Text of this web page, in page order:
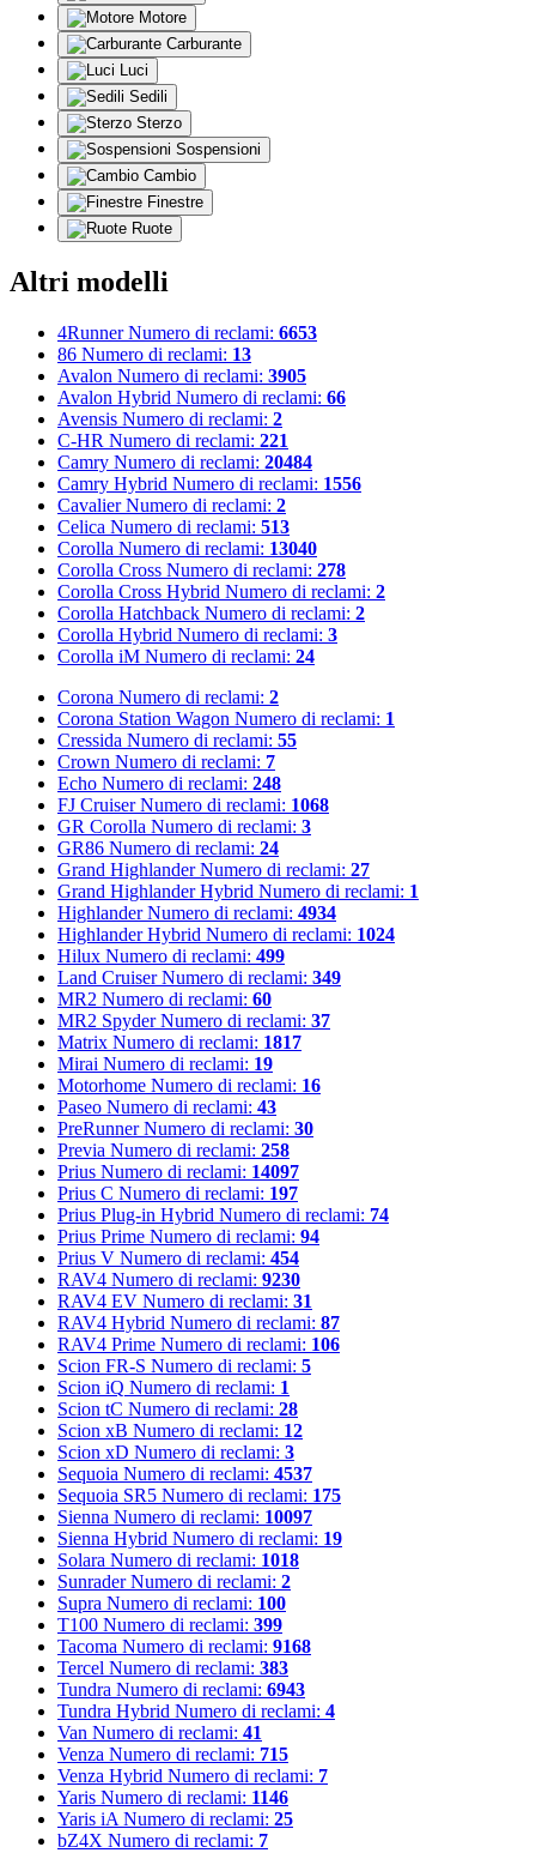
Motore
Carburante
Luci
Sedili
Sterzo
Sospensioni
Cambio
Finestre
Ruote
Altri modelli
4Runner Numero di reclami: 6653
86 Numero di reclami: 13
Avalon Numero di reclami: 3905
Avalon Hybrid Numero di reclami: 66
Avensis Numero di reclami: 2
C-HR Numero di reclami: 221
Camry Numero di reclami: 20484
Camry Hybrid Numero di reclami: 1556
Cavalier Numero di reclami: 2
Celica Numero di reclami: 513
Corolla Numero di reclami: 13040
Corolla Cross Numero di reclami: 278
Corolla Cross Hybrid Numero di reclami: 2
Corolla Hatchback Numero di reclami: 2
Corolla Hybrid Numero di reclami: 3
Corolla iM Numero di reclami: 24
Corona Numero di reclami: 2
Corona Station Wagon Numero di reclami: 1
Cressida Numero di reclami: 55
Crown Numero di reclami: 7
Echo Numero di reclami: 248
FJ Cruiser Numero di reclami: 1068
GR Corolla Numero di reclami: 3
GR86 Numero di reclami: 24
Grand Highlander Numero di reclami: 27
Grand Highlander Hybrid Numero di reclami: 1
Highlander Numero di reclami: 4934
Highlander Hybrid Numero di reclami: 1024
Hilux Numero di reclami: 499
Land Cruiser Numero di reclami: 349
MR2 Numero di reclami: 60
MR2 Spyder Numero di reclami: 37
Matrix Numero di reclami: 1817
Mirai Numero di reclami: 19
Motorhome Numero di reclami: 16
Paseo Numero di reclami: 43
PreRunner Numero di reclami: 30
Previa Numero di reclami: 258
Prius Numero di reclami: 14097
Prius C Numero di reclami: 197
Prius Plug-in Hybrid Numero di reclami: 74
Prius Prime Numero di reclami: 94
Prius V Numero di reclami: 454
RAV4 Numero di reclami: 9230
RAV4 EV Numero di reclami: 31
RAV4 Hybrid Numero di reclami: 87
RAV4 Prime Numero di reclami: 106
Scion FR-S Numero di reclami: 5
Scion iQ Numero di reclami: 1
Scion tC Numero di reclami: 28
Scion xB Numero di reclami: 12
Scion xD Numero di reclami: 3
Sequoia Numero di reclami: 4537
Sequoia SR5 Numero di reclami: 175
Sienna Numero di reclami: 10097
Sienna Hybrid Numero di reclami: 19
Solara Numero di reclami: 1018
Sunrader Numero di reclami: 2
Supra Numero di reclami: 100
T100 Numero di reclami: 399
Tacoma Numero di reclami: 9168
Tercel Numero di reclami: 383
Tundra Numero di reclami: 6943
Tundra Hybrid Numero di reclami: 4
Van Numero di reclami: 41
Venza Numero di reclami: 715
Venza Hybrid Numero di reclami: 7
Yaris Numero di reclami: 1146
Yaris iA Numero di reclami: 25
bZ4X Numero di reclami: 7